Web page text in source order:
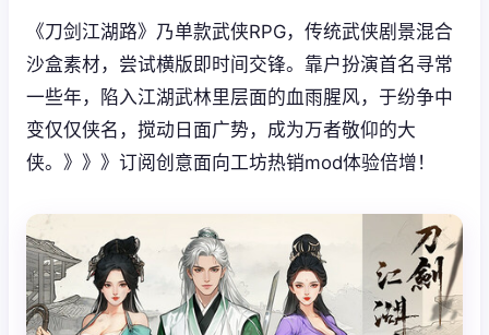
《刀剑江湖路》乃单款武侠RPG，传统武侠剧景混合
沙盒素材，尝试横版即时间交锋。靠户扮演首名寻常
一些年，陷入江湖武林里层面的血雨腥风，于纷争中
变仅仅侠名，搅动日面广势，成为万者敬仰的大
侠。》》》订阅创意面向工坊热销mod体验倍增！